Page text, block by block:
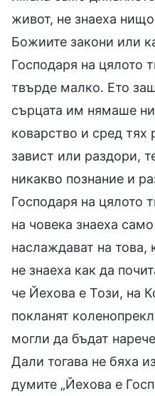
живот, не знаеха
Божиите закони или
Господаря на цялото
твърде малко. Ето
сърцата им нямаше
коварство и сред тях
завист или раздори,
никакво познание и
Господаря на цялото
на човека знаеха
наслаждават на това,
не знаеха как да
че Йехова е Този, на
покланят
могли да бъдат
Дали тогава не бяха
думите „Йехова е